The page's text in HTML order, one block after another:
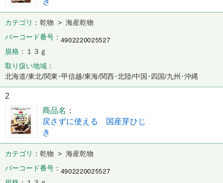
カテゴリ
乾物 > 海産乾物
バーコード番号
規格
１３ｇ
取り扱い地域
北海道/東北/関東･甲信越/東海/関西･北陸/中国･四国/九州･沖縄
2
商品名
戻さずに使える 国産芽ひじ
き
カテゴリ
乾物 > 海産乾物
バーコード番号